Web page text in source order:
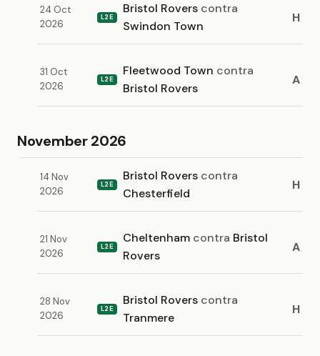
24 Oct
2026
L2E
Bristol Rovers contra
Swindon Town
H
31 Oct
2026
L2E
Fleetwood Town contra
Bristol Rovers
A
November 2026
14 Nov
2026
L2E
Bristol Rovers contra
Chesterfield
H
21 Nov
2026
L2E
Cheltenham contra Bristol
Rovers
A
28 Nov
2026
L2E
Bristol Rovers contra
Tranmere
H